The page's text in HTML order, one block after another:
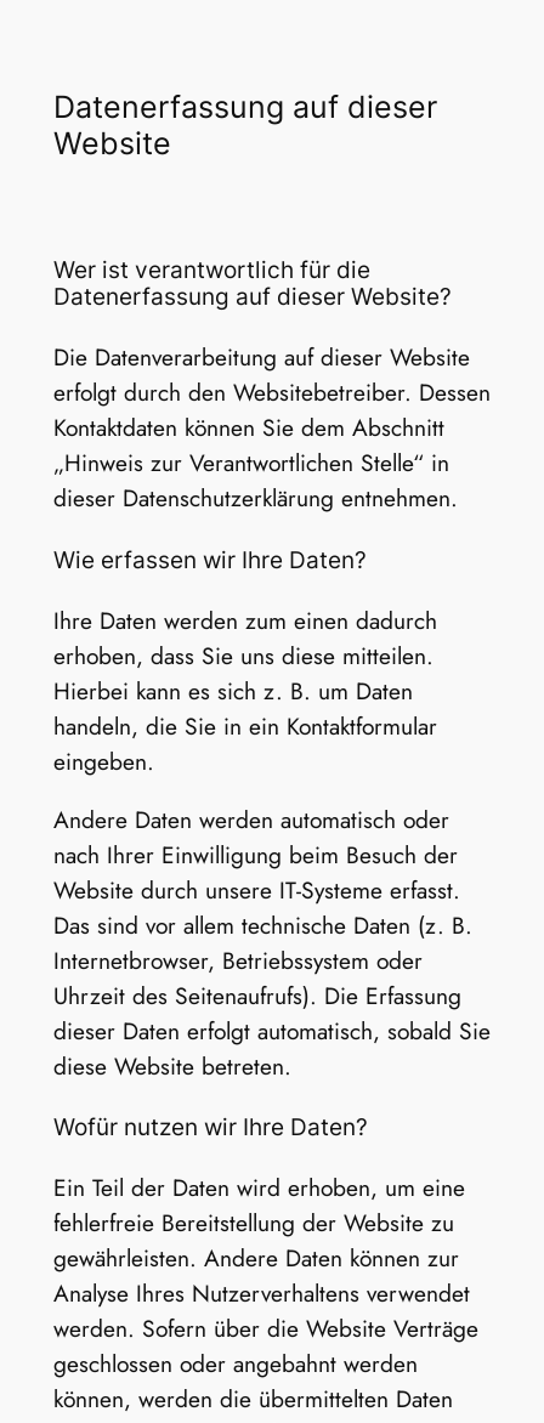
Datenerfassung auf dieser
Website
Wer ist verantwortlich für die
Datenerfassung auf dieser Website?
Die Datenverarbeitung auf dieser Website
erfolgt durch den Websitebetreiber. Dessen
Kontaktdaten können Sie dem Abschnitt
„Hinweis zur Verantwortlichen Stelle“ in
dieser Datenschutzerklärung entnehmen.
Wie erfassen wir Ihre Daten?
Ihre Daten werden zum einen dadurch
erhoben, dass Sie uns diese mitteilen.
Hierbei kann es sich z. B. um Daten
handeln, die Sie in ein Kontaktformular
eingeben.
Andere Daten werden automatisch oder
nach Ihrer Einwilligung beim Besuch der
Website durch unsere IT-Systeme erfasst.
Das sind vor allem technische Daten (z. B.
Internetbrowser, Betriebssystem oder
Uhrzeit des Seitenaufrufs). Die Erfassung
dieser Daten erfolgt automatisch, sobald Sie
diese Website betreten.
Wofür nutzen wir Ihre Daten?
Ein Teil der Daten wird erhoben, um eine
fehlerfreie Bereitstellung der Website zu
gewährleisten. Andere Daten können zur
Analyse Ihres Nutzerverhaltens verwendet
werden. Sofern über die Website Verträge
geschlossen oder angebahnt werden
können, werden die übermittelten Daten